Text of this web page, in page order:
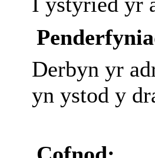
Derbyn yr
yn ystod y